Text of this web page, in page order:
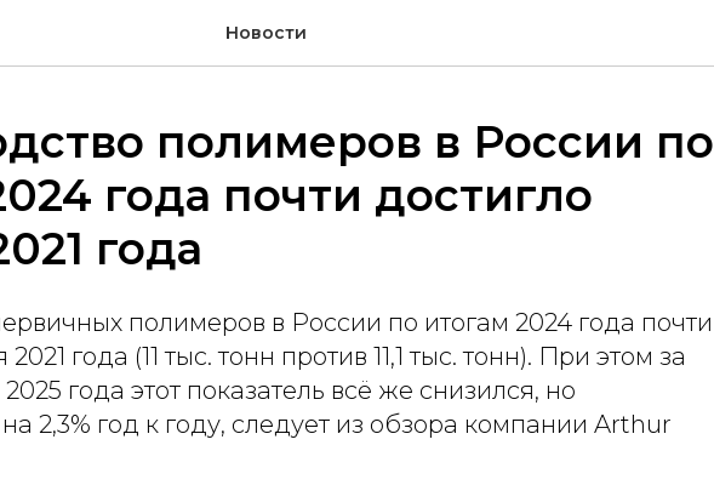
Новости
полимеров в России по
года почти достигло
года
полимеров в России по итогам 2024 года почти
года (11 тыс. тонн против 11,1 тыс. тонн). При этом за
года этот показатель всё же снизился, но
2,3% год к году, следует из обзора компании Arthur